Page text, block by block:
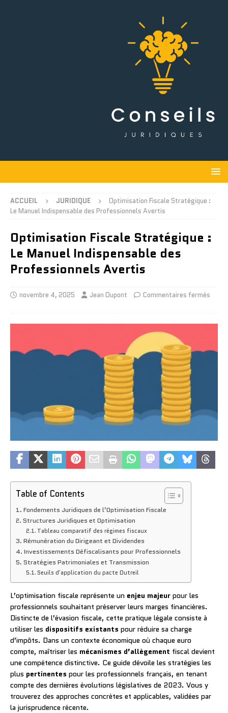
ACCUEIL JURIDIQUE
Optimisation Fiscale Stratégique :
Le Manuel Indispensable des Professionnels Avertis
Optimisation Fiscale Stratégique :
Le Manuel Indispensable des
Professionnels Avertis
novembre 4, 2025 Jean Dupont Commentaires fermés
Table of Contents
Fondements Juridiques de l’Optimisation Fiscale
Structures Juridiques et Optimisation
Tableau comparatif des régimes fiscaux
Rémunération du Dirigeant et Dividendes
Investissements Défiscalisants pour Professionnels
Stratégies Patrimoniales et Transmission
Seuils d’application du pacte Dutreil
L’optimisation fiscale représente un enjeu majeur pour les
professionnels souhaitant préserver leurs marges financières.
Distincte de l’évasion fiscale, cette pratique légale consiste à
utiliser les dispositifs existants pour réduire sa charge
d’impôts. Dans un contexte économique où chaque euro
compte, maîtriser les mécanismes d’allègement fiscal devient
une compétence distinctive. Ce guide dévoile les stratégies les
plus pertinentes pour les professionnels français, en tenant
compte des dernières évolutions législatives de 2023. Vous y
trouverez des approches concrètes et applicables, validées par
la jurisprudence récente.